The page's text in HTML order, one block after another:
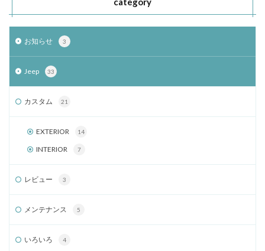
お知らせ 3
Jeep 33
カスタム 21
EXTERIOR 14
INTERIOR 7
レビュー 3
メンテナンス 5
いろいろ 4